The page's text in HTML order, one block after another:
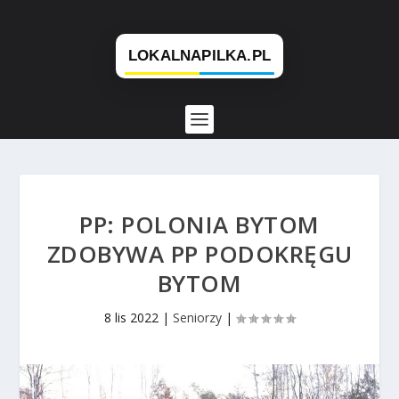
PP: POLONIA BYTOM
ZDOBYWA PP PODOKRĘGU
BYTOM
8 lis 2022 | Seniorzy |